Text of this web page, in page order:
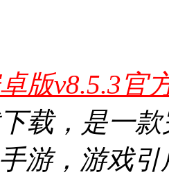
版v8.5.3官
载，是一
游，游戏